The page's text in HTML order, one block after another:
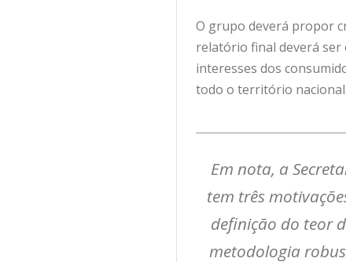
O grupo deverá propor
relatório final deverá ser
interesses dos
todo o território nacional.
Em nota, a
tem três
definição do teor
metodologia